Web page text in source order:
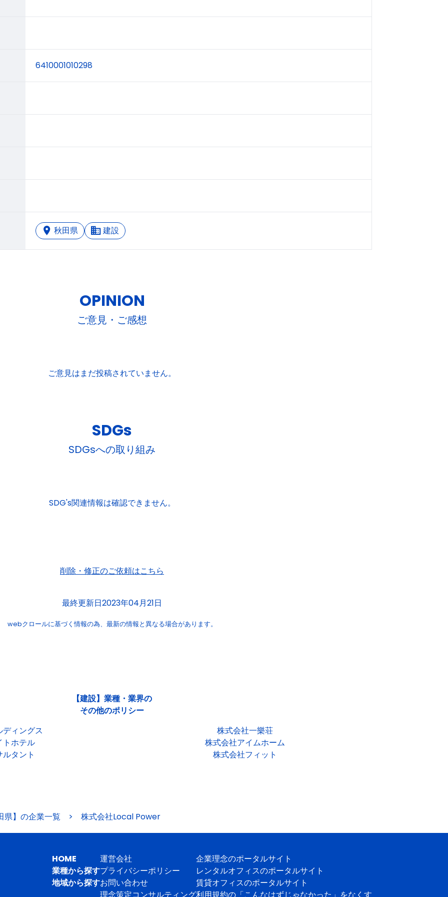
6410001010298
秋田県 建設
OPINION
ご意見・ご感想
ご意見はまだ投稿されていません。
SDGs
SDGsへの取り組み
SDG's関連情報は確認できません。
削除・修正のご依頼はこちら
最終更新日2023年04月21日
webクロールに基づく情報の為、 最新の情報と異なる場合があります。
【建設】業種・業界の
その他のポリシー
ィングス
株式会社一樂荘
トホテル
株式会社アイムホーム
タント
株式会社フィット
県】の企業一覧 > 株式会社Local Power
HOME
業種から探す
地域から探す
運営会社
プライバシーポリシー
お問い合わせ
企業理念のポータルサイト
レンタルオフィスのポータルサイト
賃貸オフィスのポータルサイト